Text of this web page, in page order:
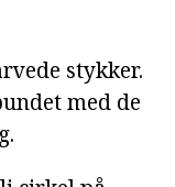
stykker.
med de